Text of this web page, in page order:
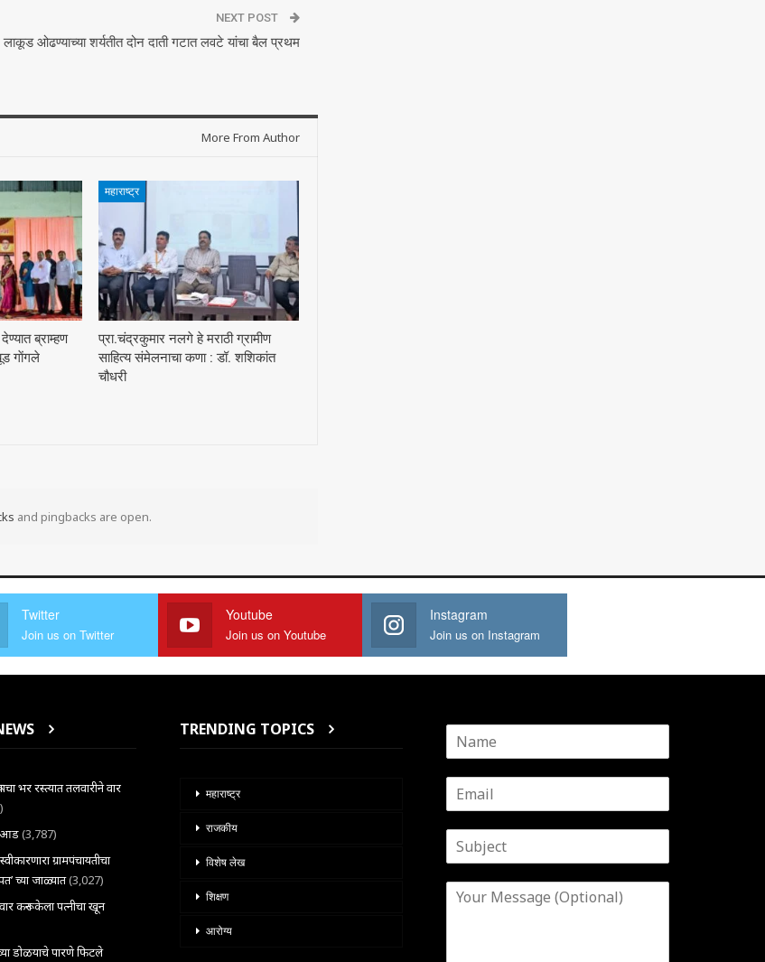
NEXT POST
लाकूड ओढण्याच्या शर्यतीत दोन दाती गटात लवटे यांचा बैल प्रथम
More From Author
ब्राम्हण
गाेंगले
महाराष्ट्र
प्रा.चंद्रकुमार नलगे हे मराठी ग्रामीण
साहित्य संमेलनाचा कणा : डॉ. शशिकांत
चौधरी
and pingbacks are open.
Twitter
Join us on Twitter
Youtube
Join us on Youtube
Instagram
Join us on Instagram
भर रस्त्यात तलवारीने वार
(3,787)
ग्रामपंचायतीचा
च्या जाळ्यात(3,027)
करून केला पत्नीचा खून
डोळयाचे पारणे फिटले
TRENDING TOPICS
महाराष्ट्र
राजकीय
विशेष लेख
शिक्षण
आरोग्य